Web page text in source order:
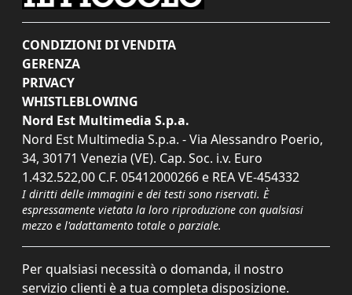
CONDIZIONI DI VENDITA
GERENZA
PRIVACY
WHISTLEBLOWING
Nord Est Multimedia S.p.a.
Nord Est Multimedia S.p.a. - Via Alessandro Poerio,
34, 30171 Venezia (VE). Cap. Soc. i.v. Euro
1.432.522,00 C.F. 05412000266 e REA VE-454332
I diritti delle immagini e dei testi sono riservati. È
espressamente vietata la loro riproduzione con qualsiasi
mezzo e l'adattamento totale o parziale.
Per qualsiasi necessità o domanda, il nostro
servizio clienti è a tua completa disposizione.